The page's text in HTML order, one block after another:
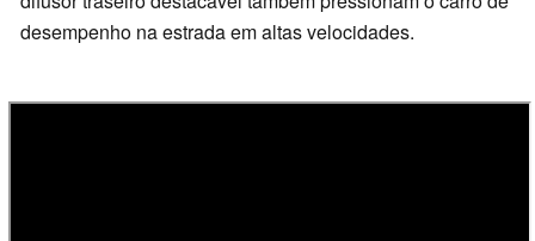
desempenho na estrada em altas velocidades.